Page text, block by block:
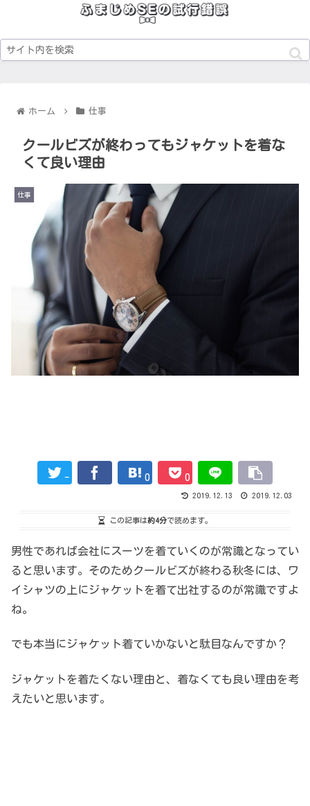
ホーム 仕事
クールビズが終わってもジャケットを着な
くて良い理由
仕事
- 0 0
2019.12.13 2019.12.03
この記事は約4分で読めます。
男性であれば会社にスーツを着ていくのが常識となってい
ると思います。そのためクールビズが終わる秋冬には、ワ
イシャツの上にジャケットを着て出社するのが常識ですよ
ね。
でも本当にジャケット着ていかないと駄目なんですか？
ジャケットを着たくない理由と、着なくても良い理由を考
えたいと思います。